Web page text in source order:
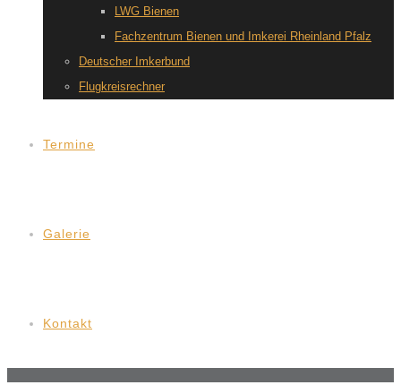
LWG Bienen
Fachzentrum Bienen und Imkerei Rheinland Pfalz
Deutscher Imkerbund
Flugkreisrechner
Termine
Galerie
Kontakt